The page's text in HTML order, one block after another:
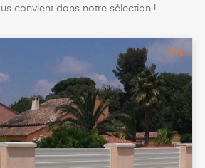
convient dans notre sélection !
-5%